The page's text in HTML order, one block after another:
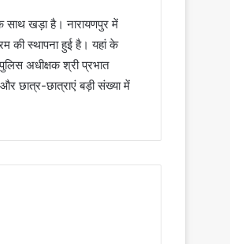
साथ खड़ा है। नारायणपुर में
की स्थापना हुई है। यहां के
अधीक्षक श्री प्रभात
छात्र-छात्राएं बड़ी संख्या में